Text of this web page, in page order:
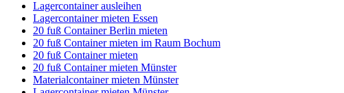
Lagercontainer ausleihen
Lagercontainer mieten Essen
20 fuß Container Berlin mieten
20 fuß Container mieten im Raum Bochum
20 fuß Container mieten
20 fuß Container mieten Münster
Materialcontainer mieten Münster